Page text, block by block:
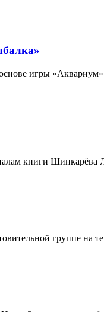
игры
книги
группе